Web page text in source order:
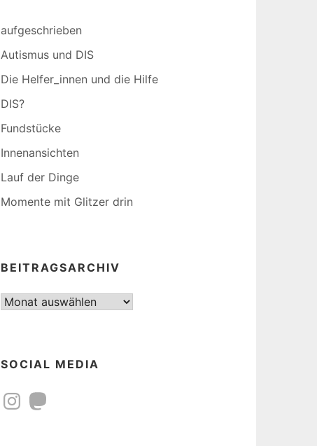
aufgeschrieben
Autismus und DIS
Die Helfer_innen und die Hilfe
DIS?
Fundstücke
Innenansichten
Lauf der Dinge
Momente mit Glitzer drin
BEITRAGSARCHIV
Beitragsarchiv
SOCIAL MEDIA
InstagramMastodon